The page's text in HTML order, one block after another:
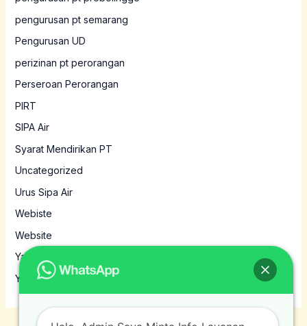
pengurusan pt semarang
Pengurusan UD
perizinan pt perorangan
Perseroan Perorangan
PIRT
SIPA Air
Syarat Mendirikan PT
Uncategorized
Urus Sipa Air
Webiste
Website
Yayasan
Yayasan MBG